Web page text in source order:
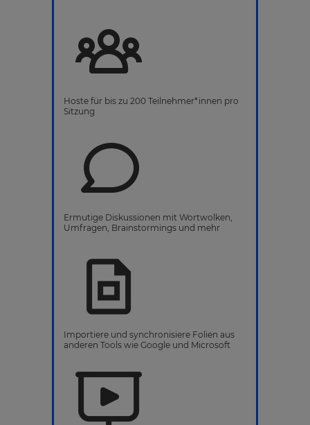
Hoste für bis zu 200 Teilnehmer*innen pro
Sitzung
Ermutige Diskussionen mit Wortwolken,
Umfragen, Brainstormings und mehr
Importiere und synchronisiere Folien aus
anderen Tools wie Google und Microsoft